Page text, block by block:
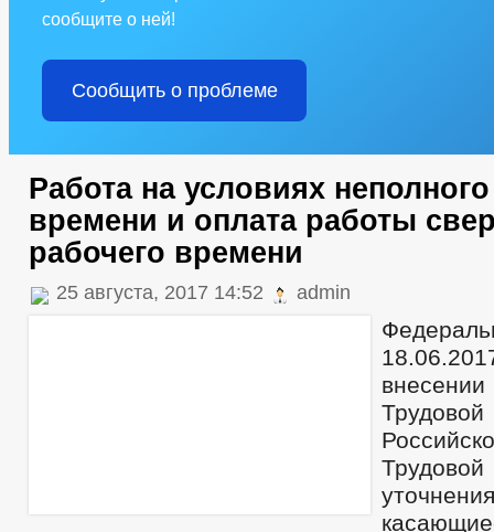
сообщите о ней!
Сообщить о проблеме
Работа на условиях
времени и оплата работы
рабочего времени
25 августа, 2017 14:52 admin